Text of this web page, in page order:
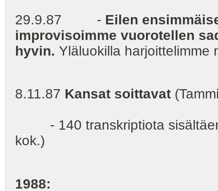
29.9.87 - Eilen
improvisoimme vuorotellen
hyvin. Yläluokilla harjoittelimme
8.11.87 Kansat soittavat
- 140 transkriptiota sisältäen
kok.)
1988: